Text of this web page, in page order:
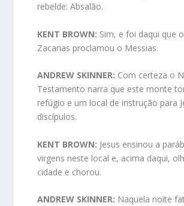
rebelde: Absalão.
KENT BROWN: Sim, e foi daqui que
Zacarias proclamou o Messias.
ANDREW SKINNER: Com certeza o
Testamento narra que este monte
refúgio e um local de instrução para
discípulos.
KENT BROWN: Jesus ensinou a
virgens neste local e, acima daqui,
cidade e chorou.
ANDREW SKINNER: Naquela noite